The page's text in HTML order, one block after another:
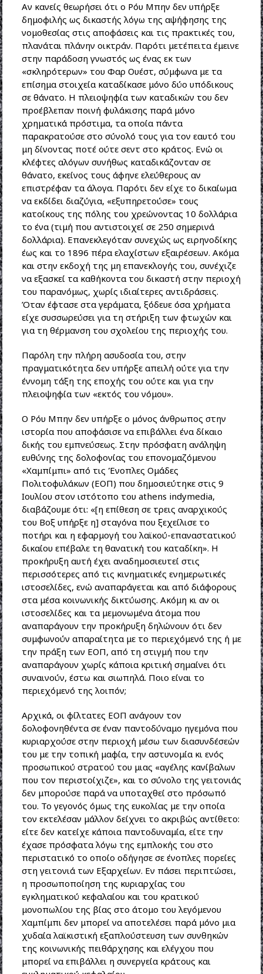
Αν κανείς θεωρήσει ότι ο Ρόυ Μπην δεν υπήρξε
δημοφιλής ως δικαστής λόγω της αψήφησης της
νομοθεσίας στις αποφάσεις και τις πρακτικές του,
πλανάται πλάνην οικτράν. Παρότι μετέπειτα έμεινε
στην παράδοση γνωστός ως ένας εκ των
«σκληρότερων» του Φαρ Ουέστ, σύμφωνα με τα
επίσημα στοιχεία καταδίκασε μόνο δύο υπόδικους
σε θάνατο. Η πλειοψηφία των καταδικών του δεν
προέβλεπαν ποινή φυλάκισης παρά μόνο
χρηματικά πρόστιμα, τα οποία πάντα
παρακρατούσε στο σύνολό τους για τον εαυτό του
μη δίνοντας ποτέ ούτε σεντ στο κράτος. Ενώ οι
κλέφτες αλόγων συνήθως καταδικάζονταν σε
θάνατο, εκείνος τους άφηνε ελεύθερους αν
επιστρέφαν τα άλογα. Παρότι δεν είχε το δικαίωμα
να εκδίδει διαζύγια, «εξυπηρετούσε» τους
κατοίκους της πόλης του χρεώνοντας 10 δολλάρια
το ένα (τιμή που αντιστοιχεί σε 250 σημερινά
δολλάρια). Επανεκλεγόταν συνεχώς ως ειρηνοδίκης
έως και το 1896 πέρα ελαχίστων εξαιρέσεων. Ακόμα
και στην εκδοχή της μη επανεκλογής του, συνέχιζε
να εξασκεί τα καθήκοντα του δικαστή στην περιοχή
του παρανόμως, χωρίς ιδιαίτερες αντιδράσεις.
Όταν έφτασε στα γεράματα, ξόδευε όσα χρήματα
είχε συσσωρεύσει για τη στήριξη των φτωχών και
για τη θέρμανση του σχολείου της περιοχής του.
Παρόλη την πλήρη ασυδοσία του, στην
πραγματικότητα δεν υπήρξε απειλή ούτε για την
έννομη τάξη της εποχής του ούτε και για την
πλειοψηφία των «εκτός του νόμου».
Ο Ρόυ Μπην δεν υπήρξε ο μόνος άνθρωπος στην
ιστορία που αποφάσισε να επιβάλλει ένα δίκαιο
δικής του εμπνεύσεως. Στην πρόσφατη ανάληψη
ευθύνης της δολοφονίας του επονομαζόμενου
«Χαμπίμπι» από τις Ένοπλες Ομάδες
Πολιτοφυλάκων (ΕΟΠ) που δημοσιεύτηκε στις 9
Ιουλίου στον ιστότοπο του athens indymedia,
διαβάζουμε ότι: «[η επίθεση σε τρεις αναρχικούς
του Βοξ υπήρξε η] σταγόνα που ξεχείλισε το
ποτήρι και η εφαρμογή του λαϊκού-επαναστατικού
δικαίου επέβαλε τη θανατική του καταδίκη». Η
προκήρυξη αυτή έχει αναδημοσιευτεί στις
περισσότερες από τις κινηματικές ενημερωτικές
ιστοσελίδες, ενώ αναπαράγεται και από διάφορους
στα μέσα κοινωνικής δικτύωσης. Ακόμη κι αν οι
ιστοσελίδες και τα μεμονωμένα άτομα που
αναπαράγουν την προκήρυξη δηλώνουν ότι δεν
συμφωνούν απαραίτητα με το περιεχόμενό της ή με
την πράξη των ΕΟΠ, από τη στιγμή που την
αναπαράγουν χωρίς κάποια κριτική σημαίνει ότι
συναινούν, έστω και σιωπηλά. Ποιο είναι το
περιεχόμενό της λοιπόν;
Αρχικά, οι φίλτατες ΕΟΠ ανάγουν τον
δολοφονηθέντα σε έναν παντοδύναμο ηγεμόνα που
κυριαρχούσε στην περιοχή μέσω των διασυνδέσεών
του με την τοπική μαφία, την αστυνομία κι ενός
προσωπικού στρατού του μιας «αγέλης κανίβαλων
που τον περιστοίχιζε», και το σύνολο της γειτονιάς
δεν μπορούσε παρά να υποταχθεί στο πρόσωπό
του. Το γεγονός όμως της ευκολίας με την οποία
τον εκτελέσαν μάλλον δείχνει το ακριβώς αντίθετο:
είτε δεν κατείχε κάποια παντοδυναμία, είτε την
έχασε πρόσφατα λόγω της εμπλοκής του στο
περιστατικό το οποίο οδήγησε σε ένοπλες πορείες
στη γειτονιά των Εξαρχείων. Εν πάσει περιπτώσει,
η προσωποποίηση της κυριαρχίας του
εγκληματικού κεφαλαίου και του κρατικού
μονοπωλίου της βίας στο άτομο του λεγόμενου
Χαμπίμπι δεν μπορεί να αποτελέσει παρά μόνο μια
χυδαία λαϊκιστική εξαπλούστευση των συνθηκών
της κοινωνικής πειθάρχησης και ελέγχου που
μπορεί να επιβάλλει η συνεργεία κράτους και